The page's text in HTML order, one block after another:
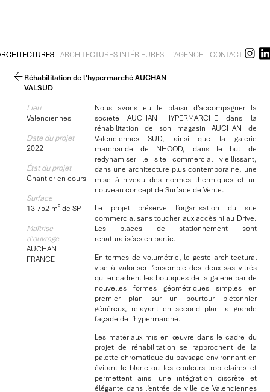
ARCHITECTURES INTÉRIEURES L'AGENCE CONTACT
Réhabilitation de l'hypermarché AUCHAN
VALSUD
Lieu
Valenciennes
Date du projet
2022
État du projet
Chantier en cours
Surface
13 752 m² de SP
Maîtrise
d'ouvrage
AUCHAN
FRANCE
Nous avons eu le plaisir d’accompagner la
société AUCHAN HYPERMARCHE dans la
réhabilitation de son magasin AUCHAN de
Valenciennes SUD, ainsi que la galerie
marchande de NHOOD, dans le but de
redynamiser le site commercial vieillissant,
dans une architecture plus contemporaine, une
mise à niveau des normes thermiques et un
nouveau concept de Surface de Vente.
Le projet préserve l’organisation du site
commercial sans toucher aux accès ni au Drive.
Les places de stationnement sont
renaturalisées en partie.
En termes de volumétrie, le geste architectural
vise à valoriser l’ensemble des deux sas vitrés
qui encadrent les boutiques de la galerie par de
nouvelles formes géométriques simples en
premier plan sur un pourtour piétonnier
généreux, relayant en second plan la grande
façade de l’hypermarché.
Les matériaux mis en œuvre dans le cadre du
projet de réhabilitation se rapprochent de la
palette chromatique du paysage environnant en
évitant le blanc ou les couleurs trop claires et
permettent ainsi une intégration discrète et
élégante dans l’entrée de ville de Valenciennes